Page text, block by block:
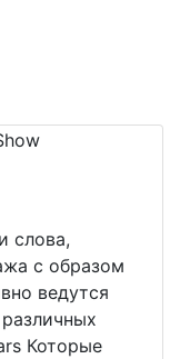
слова,
с образом
ведутся
Которые